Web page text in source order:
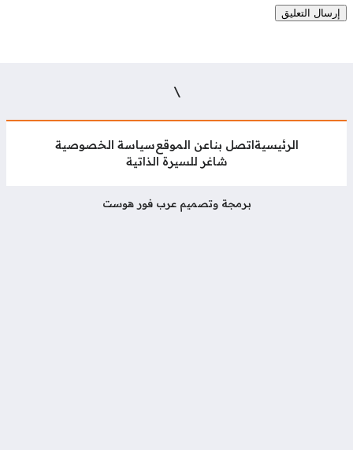
الرئيسيةاتصل بنا عن الموقعسياسة الخصوصية
شاغر للسيرة الذاتية
برمجة وتصميم عرب فور هوست